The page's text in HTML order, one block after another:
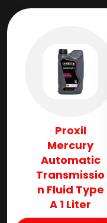
Proxil
Mercury
Automatic
Transmissio
n Fluid​ Type
A 1 Liter